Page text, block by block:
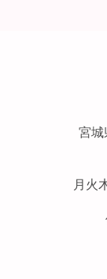
宮城
月火